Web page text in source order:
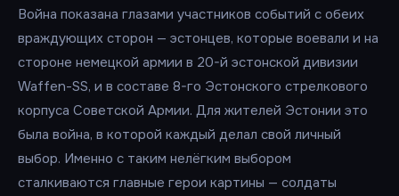
Война показана глазами участников событий с обеих
враждующих сторон — эстонцев, которые воевали и на
стороне немецкой армии в 20-й эстонской дивизии
Waffen-SS, и в составе 8-го Эстонского стрелкового
корпуса Советской Армии. Для жителей Эстонии это
была война, в которой каждый делал свой личный
выбор. Именно с таким нелёгким выбором
сталкиваются главные герои картины — солдаты